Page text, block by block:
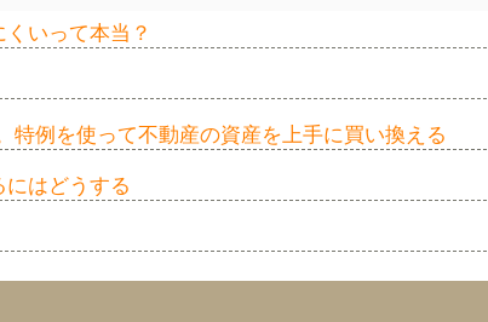
いって本当？
特例を使って不動産の資産を上手に買い換える
はどうする